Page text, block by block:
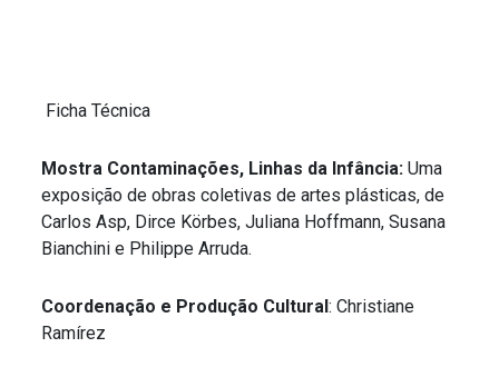
Ficha Técnica
Mostra Contaminações, Linhas da Infância: Uma
exposição de obras coletivas de artes plásticas, de
Carlos Asp, Dirce Körbes, Juliana Hoffmann, Susana
Bianchini e Philippe Arruda.
Coordenação e Produção Cultural: Christiane
Ramírez